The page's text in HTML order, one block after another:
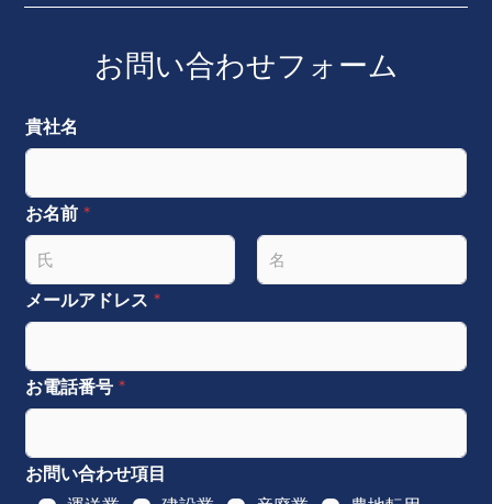
お問い合わせフォーム
貴社名
お名前*
名
メールアドレス*
お電話番号*
お問い合わせ項目